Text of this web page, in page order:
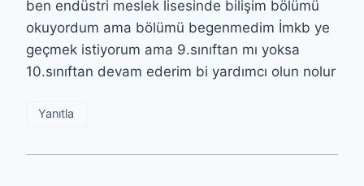
ben endüstri meslek lisesinde bilişim bölümü
okuyordum ama bölümü begenmedim İmkb ye
geçmek istiyorum ama 9.sınıftan mı yoksa
10.sınıftan devam ederim bi yardımcı olun nolur
Yanıtla